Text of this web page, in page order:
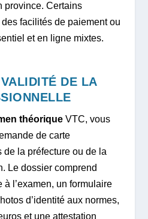
province. Certains
facilités de paiement ou
et en ligne mixtes.
DE LA
théorique VTC, vous
de carte
la préfecture ou de la
Le dossier comprend
à l’examen, un formulaire
d’identité aux normes,
et une attestation